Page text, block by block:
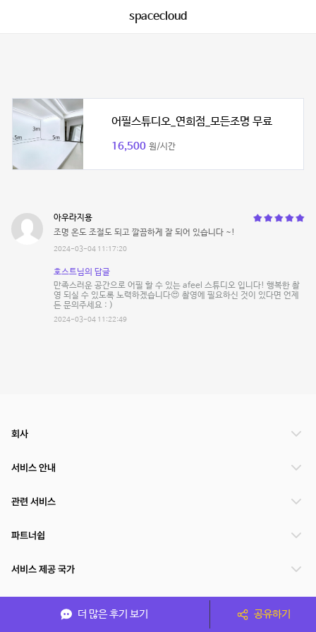
spacecloud
어필스튜디오_연희점_모든조명 무료
16,500 원/시간
아우라지용
조명 온도 조절도 되고 깔끔하게 잘 되어 있습니다 ~!
2024-03-04 11:17:20
호스트님의 답글
만족스러운 공간으로 어필 할 수 있는 afeel 스튜디오 입니다! 행복한 촬
영 되실 수 있도록 노력하겠습니다😍 촬영에 필요하신 것이 있다면 언제
든 문의주세요 : )
2024-03-04 11:22:49
더 많은 후기 보기 공유하기
회사
서비스 안내
관련 서비스
파트너쉽
서비스 제공 국가
(주)NSPACE 사업자정보